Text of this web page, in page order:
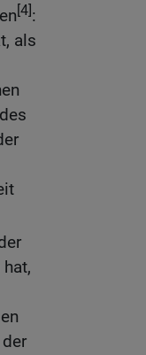
[4]:
als